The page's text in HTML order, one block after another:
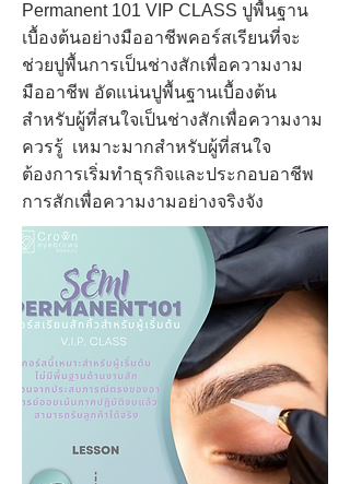
Permanent 101 VIP CLASS ปูพื้นฐาน
เบื้องต้นอย่างมืออาชีพคอร์สเรียนที่จะ
ช่วยปูพื้นการเป็นช่างสักเพื่อความงาม
มืออาชีพ อัดแน่นปูพื้นฐานเบื้องต้น
สำหรับผู้ที่สนใจเป็นช่างสักเพื่อความงาม
ควรรู้ เหมาะมากสำหรับผู้ที่สนใจ
ต้องการเริ่มทำธุรกิจและประกอบอาชีพ
การสักเพื่อความงามอย่างจริงจัง